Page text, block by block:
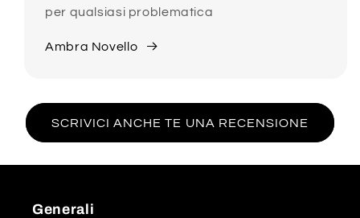
per qualsiasi problematica
Ambra Novello
SCRIVICI ANCHE TE UNA RECENSIONE
Generali